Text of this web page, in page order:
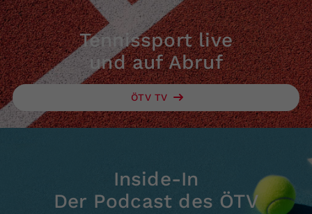
Tennissport live
und auf Abruf
ÖTV TV
Inside-In
Der Podcast des ÖTV